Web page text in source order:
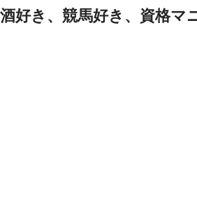
酒好き、競馬好き、資格マ